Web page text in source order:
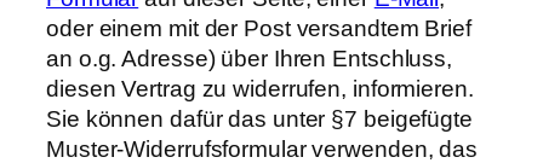
oder einem mit der Post versandtem Brief
an o.g. Adresse) über Ihren Entschluss,
diesen Vertrag zu widerrufen, informieren.
Sie können dafür das unter §7 beigefügte
Muster-Widerrufsformular verwenden, das